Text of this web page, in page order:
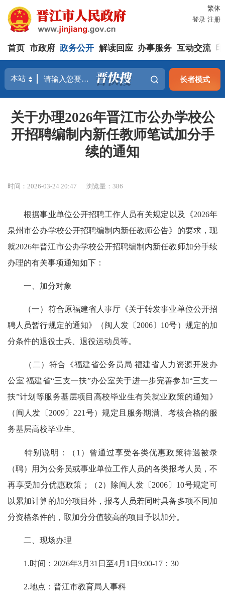
繁体
登录 注册
首页 市政府 政务公开 解读回应 办事服务 互动交流
长者模式
关于办理2026年晋江市公办学校公
开招聘编制内新任教师笔试加分手
续的通知
时间：2026-03-24 20:47 浏览量：386
根据事业单位公开招聘工作人员有关规定以及《2026年
泉州市公办学校公开招聘编制内新任教师公告》的要求，现
就2026年晋江市公办学校公开招聘编制内新任教师加分手续
办理的有关事项通知如下：
一、加分对象
（一）符合原福建省人事厅《关于转发事业单位公开招
聘人员暂行规定的通知》（闽人发〔2006〕10号）规定的加
分条件的退役士兵、退役运动员等。
（二）符合《福建省公务员局 福建省人力资源开发办
公室 福建省“三支一扶”办公室关于进一步完善参加“三支一
扶”计划等服务基层项目高校毕业生有关就业政策的通知》
（闽人发〔2009〕221号）规定且服务期满、考核合格的服
务基层高校毕业生。
特别说明：（1）曾通过享受各类优惠政策待遇被录
（聘）用为公务员或事业单位工作人员的各类报考人员，不
再享受加分优惠政策；（2）除闽人发〔2006〕10号规定可
以累加计算的加分项目外，报考人员若同时具备多项不同加
分资格条件的，取加分分值较高的项目予以加分。
二、现场办理
1.时间：2026年3月31日至4月1日9:00-17：30
2.地点：晋江市教育局人事科